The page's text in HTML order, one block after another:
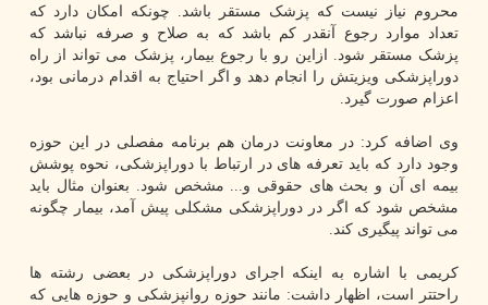
محروم نیاز نیست که پزشک مستقر باشد. چونکه امکان دارد که
تعداد موارد رجوع آنقدر کم باشد که به صلاح و صرفه نباشد که
پزشک مستقر شود. ازاین رو با رجوع بیمار، پزشک می تواند از راه
دوراپزشکی ویزیتش را انجام دهد و اگر احتیاج به اقدام درمانی بود،
اعزام صورت گیرد.
وی اضافه کرد: در معاونت درمان هم برنامه مفصلی در این حوزه
وجود دارد که باید تعرفه های در ارتباط با دوراپزشکی، نحوه پوشش
بیمه ای آن و بحث های حقوقی و... مشخص شود. بعنوان مثال باید
مشخص شود که اگر در دوراپزشکی مشکلی پیش آمد، بیمار چگونه
می تواند پیگیری کند.
کریمی با اشاره به اینکه اجرای دوراپزشکی در بعضی رشته ها
راحتتر است، اظهار داشت: مانند حوزه روانپزشکی و حوزه هایی که